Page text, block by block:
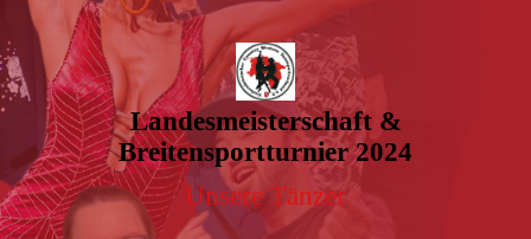
Landesmeisterschaft &
Breitensportturnier 2024
Unsere Tänzer